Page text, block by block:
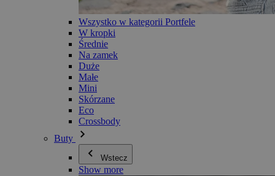
Wszystko w kategorii Portfele
W kropki
Średnie
Na zamek
Duże
Małe
Mini
Skórzane
Eco
Crossbody
Buty
Wstecz
Show more